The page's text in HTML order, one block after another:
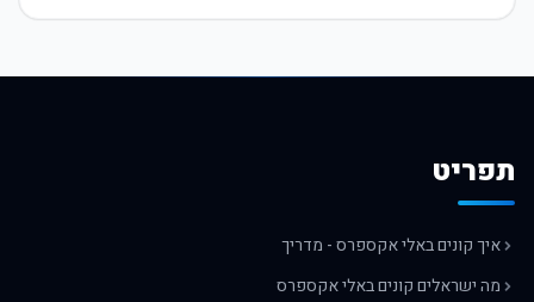
תפריט
איך קונים באלי אקספרס - מדריך
מה ישראלים קונים באלי אקספרס